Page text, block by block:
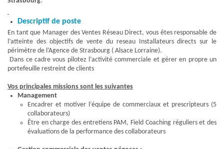
Descriptif de poste
En tant que Manager des Ventes Réseau Direct, vous êtes responsable de
l’atteinte des objectifs de vente du reseau Installateurs directs sur le
périmètre de l’Agence de Strasbourg ( Alsace Lorraine).
Dans ce cadre vous pilotez l’activité commerciale et gérer en propre un
portefeuille restreint de clients
Vos principales missions sont les suivantes
Management
Encadrer et motiver l’équipe de commerciaux et prescripteurs (5
collaborateurs)
Être en charge des entretiens PAM, Field Coaching réguliers et des
évaluations de la performance des collaborateurs